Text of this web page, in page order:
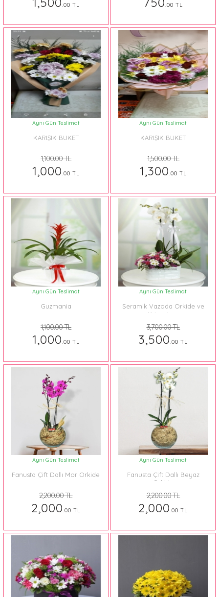
.00 TL .00 TL
Aynı Gün Teslimat
KARIŞIK BUKET
1,100.00 TL
1,000.00 TL
Aynı Gün Teslimat
KARIŞIK BUKET
1,500.00 TL
1,300.00 TL
Aynı Gün Teslimat
Guzmania
1,100.00 TL
1,000.00 TL
Aynı Gün Teslimat
Seramik Vazoda Orkide ve
Krizantem
3,700.00 TL
3,500.00 TL
Aynı Gün Teslimat
Fanusta Çift Dallı Mor Orkide
2,200.00 TL
2,000.00 TL
Aynı Gün Teslimat
Fanusta Çift Dallı Beyaz
Orkide
2,200.00 TL
2,000.00 TL